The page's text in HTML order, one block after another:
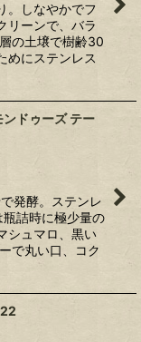
。しなやかでフ
リーンで、バラ
の土壌で樹齢30
めにステンレス
ドゥーズ テー
発酵。ステンレ
詰時に極少量の
シュマロ、黒い
で丸い口、コク